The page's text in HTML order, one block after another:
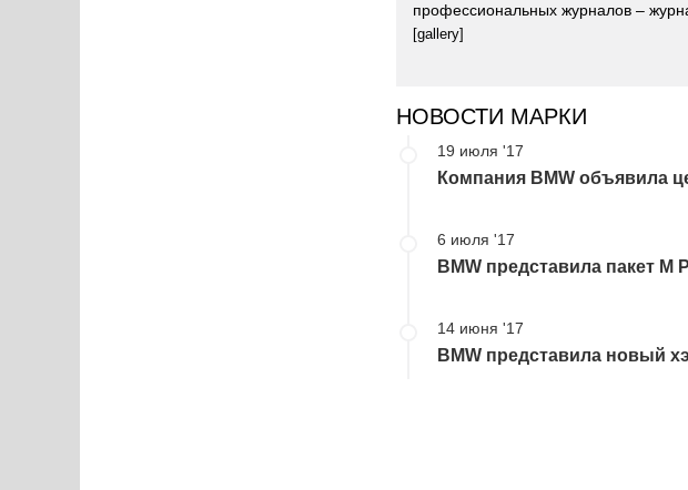
профессиональных журналов –
[gallery]
НОВОСТИ МАРКИ
19 июля '17
Компания BMW объявила
6 июля '17
BMW представила пакет M
14 июня '17
BMW представила новый